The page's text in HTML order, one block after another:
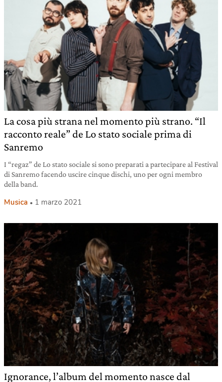
La cosa più strana nel momento più strano. “Il
racconto reale” de Lo stato sociale prima di
Sanremo
I “regaz” de Lo stato sociale si sono preparati a partecipare al Festival
di Sanremo facendo uscire cinque dischi, uno per ogni membro
della band.
Musica 1 marzo 2021
Ignorance, l’album del momento nasce dal